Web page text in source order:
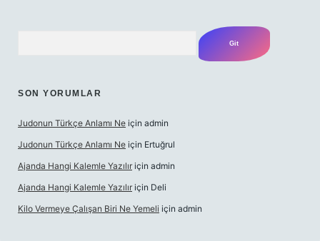
SON YORUMLAR
Judonun Türkçe Anlamı Ne için admin
Judonun Türkçe Anlamı Ne için Ertuğrul
Ajanda Hangi Kalemle Yazılır için admin
Ajanda Hangi Kalemle Yazılır için Deli
Kilo Vermeye Çalışan Biri Ne Yemeli için admin